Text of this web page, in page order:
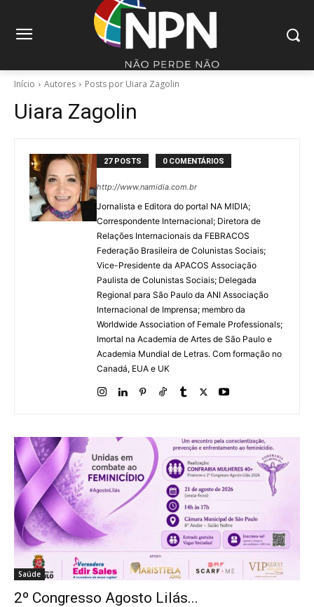
Início Autores Posts por Uiara Zagolin
Uiara Zagolin
27 POSTS 0 COMENTÁRIOS
http://www.namidia.com.br
Jornalista e Editora do portal NA MIDIA;
Correspondente Internacional; Diretora de
Relações Internacionais da FEBRACOS
Federação Brasileira de Colunistas Sociais;
Vice-Presidente da APACOS Associação
Paulista de Colunistas Sociais; Delegada
Regional para São Paulo da ANI Associação
Internacional de Imprensa; membro da
Worldwide Association of Female Professionals;
Imortal na Academia de Artes de São Paulo e
Academia Mundial de Letras. Com formação no
Canadá, EUA e UK
Saúde
2º Congresso Agosto Lilás...